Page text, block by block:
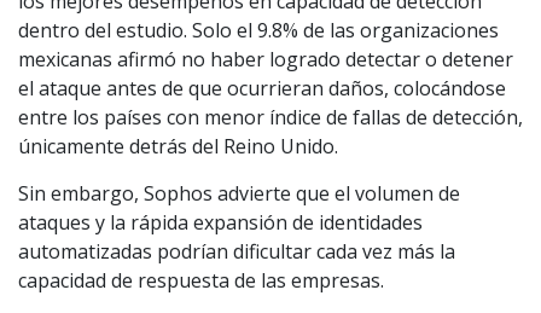
dentro del estudio. Solo el 9.8% de las organizaciones
mexicanas afirmó no haber logrado detectar o detener
el ataque antes de que ocurrieran daños, colocándose
entre los países con menor índice de fallas de detección,
únicamente detrás del Reino Unido.
Sin embargo, Sophos advierte que el volumen de
ataques y la rápida expansión de identidades
automatizadas podrían dificultar cada vez más la
capacidad de respuesta de las empresas.